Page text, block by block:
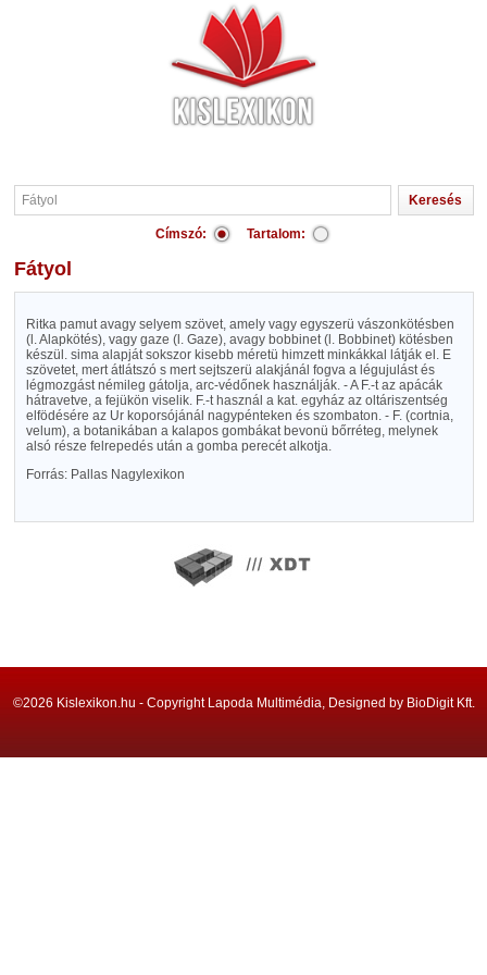
Címszó: Tartalom:
Fátyol
Ritka pamut avagy selyem szövet, amely vagy egyszerü vászonkötésben
(l. Alapkötés), vagy gaze (l. Gaze), avagy bobbinet (l. Bobbinet) kötésben
készül. sima alapját sokszor kisebb méretü himzett minkákkal látják el. E
szövetet, mert átlátszó s mert sejtszerü alakjánál fogva a légujulást és
légmozgást némileg gátolja, arc-védőnek használják. - A F.-t az apácák
hátravetve, a fejükön viselik. F.-t használ a kat. egyház az oltáriszentség
elfödésére az Ur koporsójánál nagypénteken és szombaton. - F. (cortnia,
velum), a botanikában a kalapos gombákat bevonü bőrréteg, melynek
alsó része felrepedés után a gomba perecét alkotja.
Forrás: Pallas Nagylexikon
©2026 Kislexikon.hu - Copyright Lapoda Multimédia, Designed by BioDigit Kft.